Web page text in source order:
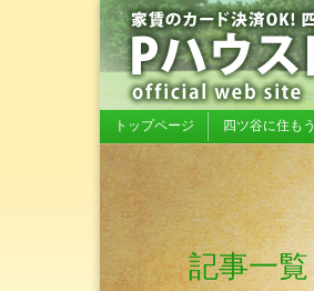
トップページ 四ツ谷に住もう
記事一覧